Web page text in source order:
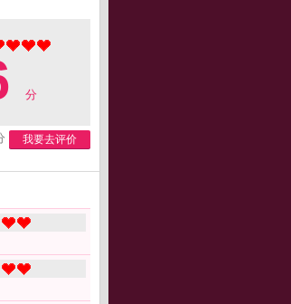
分
我要去评价